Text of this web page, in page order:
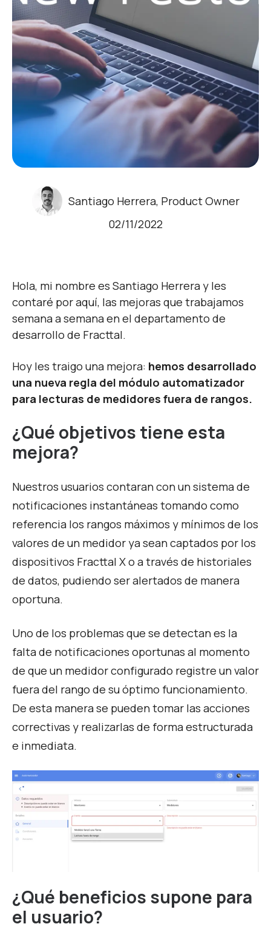
Santiago Herrera, Product Owner
02/11/2022
Hola, mi nombre es Santiago Herrera y les
contaré por aquí, las mejoras que trabajamos
semana a semana en el departamento de
desarrollo de Fracttal.
Hoy les traigo una mejora: hemos desarrollado
una nueva regla del módulo automatizador
para lecturas de medidores fuera de rangos.
¿Qué objetivos tiene esta
mejora?
Nuestros usuarios contaran con un sistema de
notificaciones instantáneas tomando como
referencia los rangos máximos y mínimos de los
valores de un medidor ya sean captados por los
dispositivos Fracttal X o a través de historiales
de datos, pudiendo ser alertados de manera
oportuna.
Uno de los problemas que se detectan es la
falta de notificaciones oportunas al momento
de que un medidor configurado registre un valor
fuera del rango de su óptimo funcionamiento.
De esta manera se pueden tomar las acciones
correctivas y realizarlas de forma estructurada
e inmediata.
¿Qué beneficios supone para
el usuario?